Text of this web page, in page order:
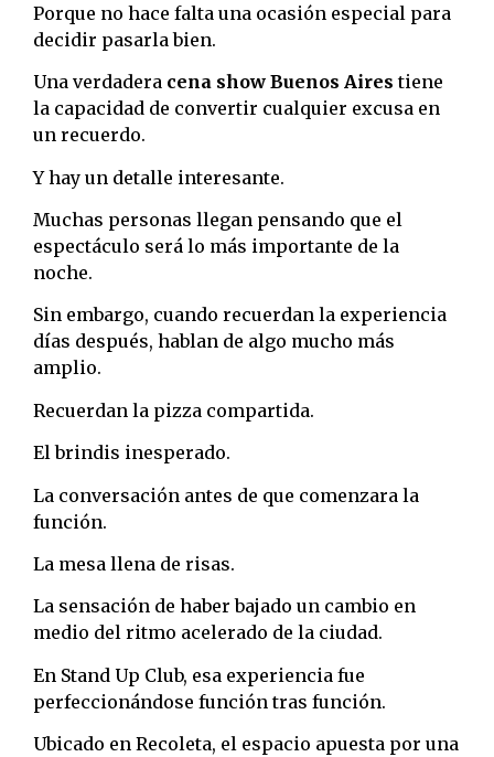
Porque no hace falta una ocasión especial para
decidir pasarla bien.
Una verdadera cena show Buenos Aires tiene
la capacidad de convertir cualquier excusa en
un recuerdo.
Y hay un detalle interesante.
Muchas personas llegan pensando que el
espectáculo será lo más importante de la
noche.
Sin embargo, cuando recuerdan la experiencia
días después, hablan de algo mucho más
amplio.
Recuerdan la pizza compartida.
El brindis inesperado.
La conversación antes de que comenzara la
función.
La mesa llena de risas.
La sensación de haber bajado un cambio en
medio del ritmo acelerado de la ciudad.
En Stand Up Club, esa experiencia fue
perfeccionándose función tras función.
Ubicado en Recoleta, el espacio apuesta por una